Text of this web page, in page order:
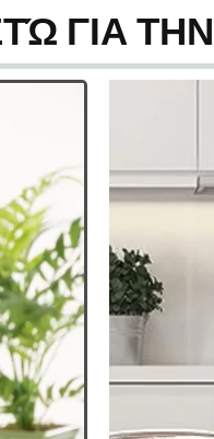
ΓΙΑ